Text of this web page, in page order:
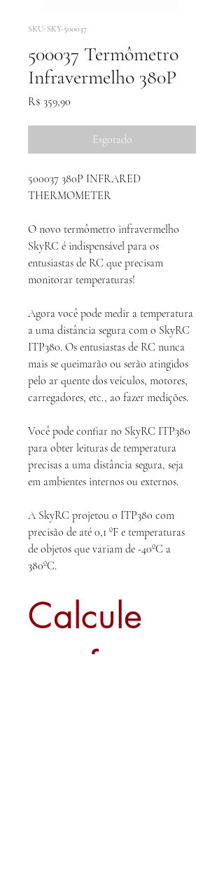
SKU: SKY-500037
500037 Termômetro
Infravermelho 380P
R$ 359,90
Esgotado
500037 380P INFRARED
THERMOMETER
O novo termômetro infravermelho
SkyRC é indispensável para os
entusiastas de RC que precisam
monitorar temperaturas!
Agora você pode medir a temperatura
a uma distância segura com o SkyRC
ITP380. Os entusiastas de RC nunca
mais se queimarão ou serão atingidos
pelo ar quente dos veículos, motores,
carregadores, etc., ao fazer medições.
Você pode confiar no SkyRC ITP380
para obter leituras de temperatura
precisas a uma distância segura, seja
em ambientes internos ou externos.
A SkyRC projetou o ITP380 com
precisão de até 0,1 ºF e temperaturas
de objetos que variam de -40ºC a
380ºC.
Calcule
seu frete